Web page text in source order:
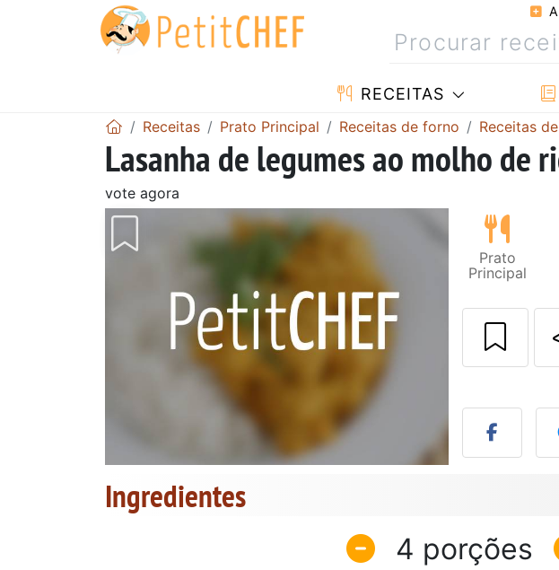
RECEITAS
Receitas Prato Principal Receitas de forno Receitas
Lasanha de legumes ao molho de
vote agora
Prato
Principal
Ingredientes
4